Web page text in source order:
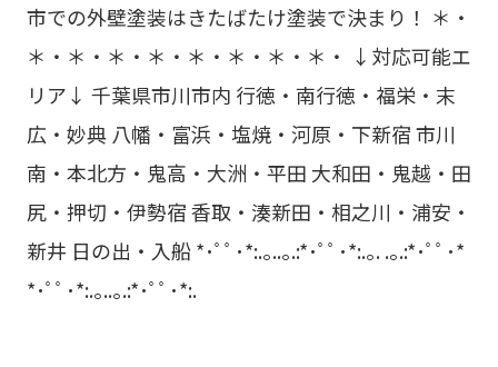
市での外壁塗装はきたばたけ塗装で決まり！ ＊・
＊・＊・＊・＊・＊・＊・＊・＊・ ↓対応可能エ
リア↓ 千葉県市川市内 行徳・南行徳・福栄・末
広・妙典 八幡・富浜・塩焼・河原・下新宿 市川
南・本北方・鬼高・大洲・平田 大和田・鬼越・田
尻・押切・伊勢宿 香取・湊新田・相之川・浦安・
新井 日の出・入船 *･ﾟﾟ･*:.｡..｡.:*･ﾟﾟ･*:.｡. .｡.:*･ﾟﾟ･*
*･ﾟﾟ･*:.｡..｡.:*･ﾟﾟ･*:.